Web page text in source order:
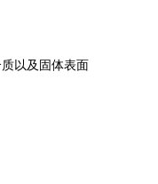
质以及固体表面